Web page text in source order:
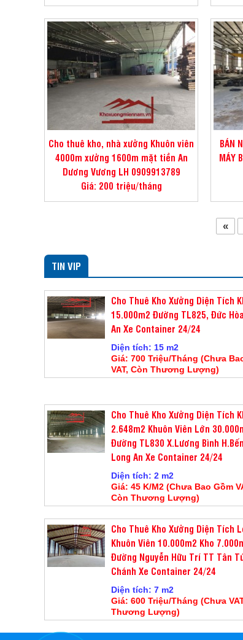
Cho thuê kho, nhà xưởng Khuôn viên
4000m xưởng 1600m mặt tiền An
Dương Vương LH 0909913789
Giá: 200 triệu/tháng
BÁN
MÁY
«
TIN VIP
Cho Thuê Kho Xưởng Diện Tích
15.000m2 Đường TL825, Đức
An Xe Container 24/24
Diện tích: 15 m2
Giá: 700 Triệu/Tháng (Chưa
VAT, Còn Thương Lượng)
Cho Thuê Kho Xưởng Diện Tích
2.648m2 Khuôn Viên Lớn
Đường TL830 X.Lương Bình
Long An Xe Container 24/24
Diện tích: 2 m2
Giá: 45 K/M2 (Chưa Bao Gồm
Còn Thương Lượng)
Cho Thuê Kho Xưởng Diện Tích
Khuôn Viên 10.000m2 Kho
Đường Nguyễn Hữu Trí TT Tân
Chánh Xe Container 24/24
Diện tích: 7 m2
Giá: 600 Triệu/Tháng (Chưa
Thương Lượng)